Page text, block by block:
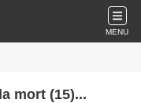
MENU
mort (15)...